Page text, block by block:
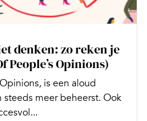
denken: zo reken je
People’s Opinions)
is een aloud
meer beheerst. Ook